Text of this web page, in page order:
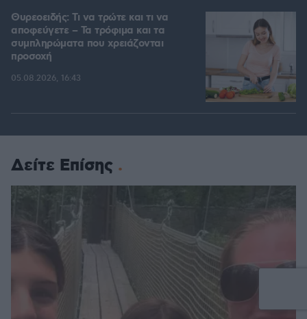
Θυρεοειδής: Τι να τρώτε και τι να
αποφεύγετε – Τα τρόφιμα και τα
συμπληρώματα που χρειάζονται
προσοχή
05.08.2026, 16:43
Δείτε Επίσης